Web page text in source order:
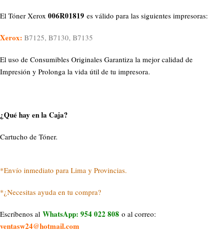
El Tóner Xerox 006R01819 es válido para las siguientes impresoras:
Xerox: B7125, B7130, B7135
El uso de Consumibles Originales Garantiza la mejor calidad de
Impresión y Prolonga la vida útil de tu impresora.
¿Qué hay en la Caja?
Cartucho de Tóner.
*Envío inmediato para Lima y Provincias.
*¿Necesitas ayuda en tu compra?
Escríbenos al WhatsApp: 954 022 808 o al correo:
ventasw24@hotmail.com